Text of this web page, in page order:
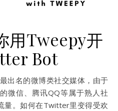
用Tweepy开
Bot
微信、腾讯QQ等属于熟人社
量。如何在Twitter里变得受欢